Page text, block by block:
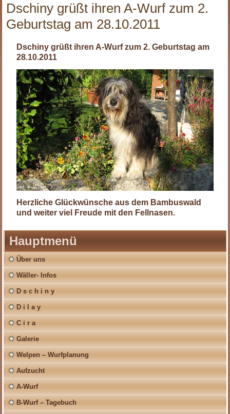
Dschiny grüßt ihren A-Wurf zum 2.
Geburtstag am 28.10.2011
Dschiny grüßt ihren A-Wurf zum 2. Geburtstag am
28.10.2011
Herzliche Glückwünsche aus dem Bambuswald
und weiter viel Freude mit den Fellnasen.
Hauptmenü
Über uns
Wäller- Infos
D s c h i n y
D i l a y
C i r a
Galerie
Welpen – Wurfplanung
Aufzucht
A-Wurf
B-Wurf – Tagebuch